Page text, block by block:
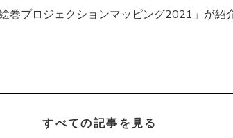
プロジェクションマッピング2021」が紹
すべての記事を見る